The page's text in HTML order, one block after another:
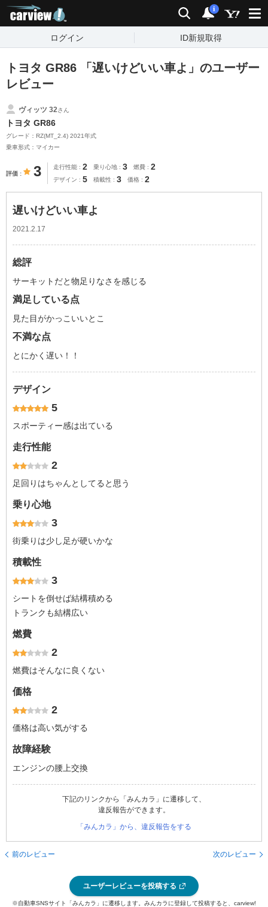
検索 通知
i
ログイン ID新規取得
トヨタ GR86 「遅いけどいい車よ」のユーザー
レビュー
ヴィッツ 32さん
トヨタ GR86
グレード：RZ(MT_2.4) 2021年式
乗車形式：マイカー
評価 3 走行性能 2 乗り心地 3 燃費 2
デザイン 5 積載性 3 価格 2
遅いけどいい車よ
2021.2.17
総評
サーキットだと物足りなさを感じる
満足している点
見た目がかっこいいとこ
不満な点
とにかく遅い！！
デザイン
5
スポーティー感は出ている
走行性能
2
足回りはちゃんとしてると思う
乗り心地
3
街乗りは少し足が硬いかな
積載性
3
シートを倒せば結構積める
トランクも結構広い
燃費
2
燃費はそんなに良くない
価格
2
価格は高い気がする
故障経験
エンジンの腰上交換
下記のリンクから「みんカラ」に遷移して、
違反報告ができます。
「みんカラ」から、違反報告をする
前のレビュー 次のレビュー
ユーザーレビューを投稿する
※自動車SNSサイト「みんカラ」に遷移します。みんカラに登録して投稿すると、carview!